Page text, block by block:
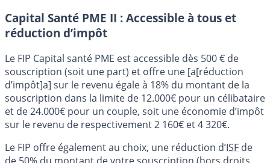
Capital Santé PME II : Accessible à tous et
réduction d’impôt
Le FIP Capital santé PME est accessible dès 500 € de
souscription (soit une part) et offre une [a[réduction
d’impôt]a] sur le revenu égale à 18% du montant de la
souscription dans la limite de 12.000€ pour un célibataire
et de 24.000€ pour un couple, soit une économie d’impôt
sur le revenu de respectivement 2 160€ et 4 320€.
Le FIP offre également au choix, une réduction d’ISF de